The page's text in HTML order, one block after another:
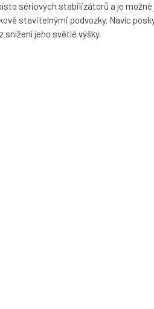
sériových stabilizátorů a je
stavitelnými podvozky. Navíc
snížení jeho světlé výšky.